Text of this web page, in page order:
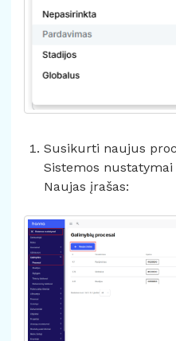
Susikurti naujus
Sistemos
Naujas įrašas: